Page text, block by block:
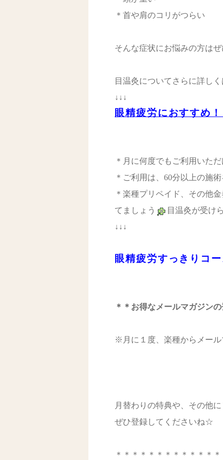
＊首や肩のコリがつらい
そんな症状にお悩みの方はぜ
目温灸についてさらに詳し
↓↓↓
眼精疲労におすすめ！
＊月に何度でもご利用いただ
＊ご利用は、60分以上の施
＊楽種プリペイド、その他
てましょう
目温灸が受け
↓↓↓
眼精疲労すっきりコー
＊＊お得なメールマガジン
※月に１度、楽種からメール
月替わりの特典や、その他
ぜひ登録してくださいね☆
＊＊＊＊＊＊＊＊＊＊＊＊＊